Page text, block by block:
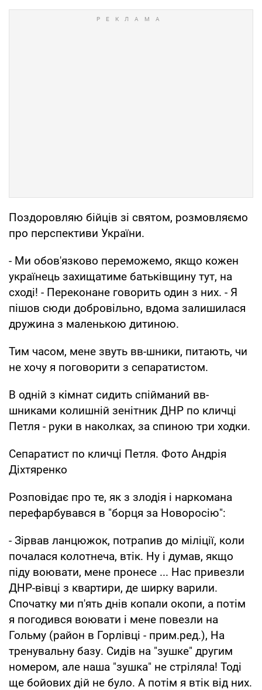
Поздоровляю бійців зі святом, розмовляємо
про перспективи України.
- Ми обов'язково переможемо, якщо кожен
українець захищатиме батьківщину тут, на
сході! - Переконане говорить один з них. - Я
пішов сюди добровільно, вдома залишилася
дружина з маленькою дитиною.
Тим часом, мене звуть вв-шники, питають, чи
не хочу я поговорити з сепаратистом.
В одній з кімнат сидить спійманий вв-
шниками колишній зенітник ДНР по кличці
Петля - руки в наколках, за спиною три ходки.
Сепаратист по кличці Петля. Фото Андрія
Діхтяренко
Розповідає про те, як з злодія і наркомана
перефарбувався в "борця за Новоросію":
- Зірвав ланцюжок, потрапив до міліції, коли
почалася колотнеча, втік. Ну і думав, якщо
піду воювати, мене пронесе ... Нас привезли
ДНР-вівці з квартири, де ширку варили.
Спочатку ми п'ять днів копали окопи, а потім
я погодився воювати і мене повезли на
Гольму (район в Горлівці - прим.ред.), На
тренувальну базу. Сидів на "зушке" другим
номером, але наша "зушка" не стріляла! Тоді
ще бойових дій не було. А потім я втік від них.